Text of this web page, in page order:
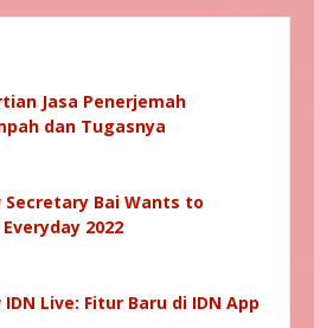
Jasa Penerjemah
dan Tugasnya
Secretary Bai Wants to
2022
IDN Live: Fitur Baru di IDN App